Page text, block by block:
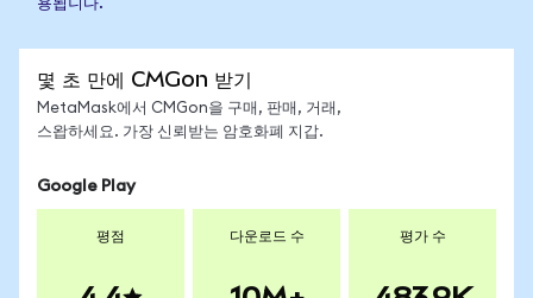
용됩니다.
몇 초 만에 CMGon 받기
MetaMask에서 CMGon을 구매, 판매, 거래,
스왑하세요. 가장 신뢰받는 암호화폐 지갑.
Google Play
평점 다운로드 수 평가 수